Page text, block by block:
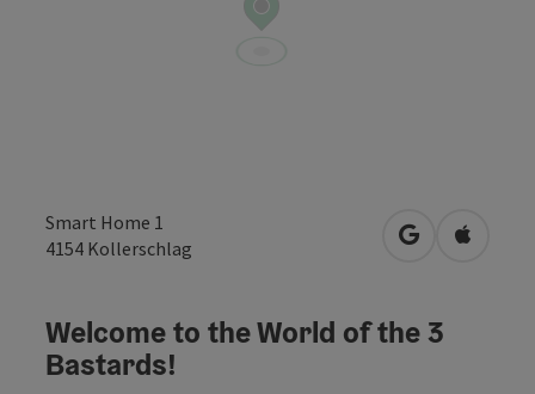
Smart Home 1
4154 Kollerschlag in Google
in
Welcome to the World of the 3
Bastards!